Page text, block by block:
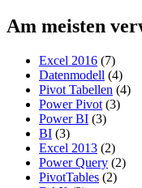
Am meisten
Excel 2016 (7)
Datenmodell (4)
Pivot Tabellen (4)
Power Pivot (3)
Power BI (3)
BI (3)
Excel 2013 (2)
Power Query (2)
PivotTables (2)